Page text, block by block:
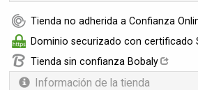
Tienda no adherida a Confianza
Dominio securizado con certificado
Tienda sin confianza Bobaly
Información de la tienda